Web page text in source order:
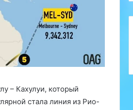
– Кахулуи, который
стала линия из Рио-